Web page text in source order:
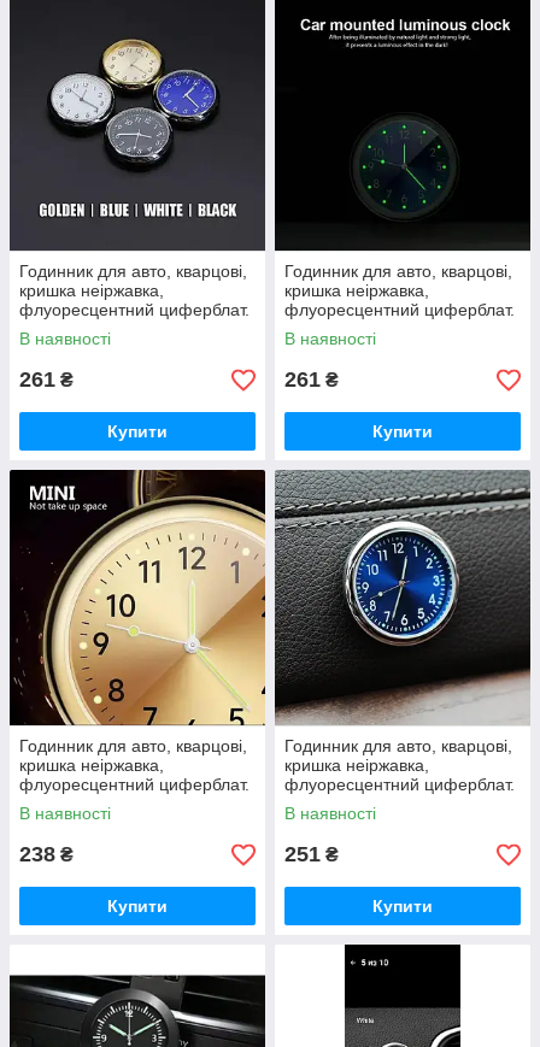
Годинник для авто, кварцові,
кришка неіржавка,
флуоресцентний циферблат.
Солідний вигляд.
В наявності
261 ₴
Купити
Годинник для авто, кварцові,
кришка неіржавка,
флуоресцентний циферблат.
Солідний вигляд.
В наявності
261 ₴
Купити
Годинник для авто, кварцові,
кришка неіржавка,
флуоресцентний циферблат.
Солідний вигляд.
В наявності
238 ₴
Купити
Годинник для авто, кварцові,
кришка неіржавка,
флуоресцентний циферблат.
Солідний вигляд.
В наявності
251 ₴
Купити